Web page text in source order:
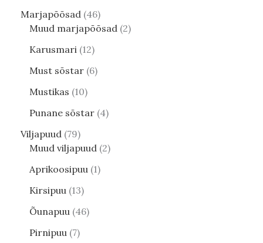
Marjapõõsad 46
Muud marjapõõsad 2
Karusmari 12
Must sõstar 6
Mustikas 10
Punane sõstar 4
Viljapuud 79
Muud viljapuud 2
Aprikoosipuu 1
Kirsipuu 13
Õunapuu 46
Pirnipuu 7